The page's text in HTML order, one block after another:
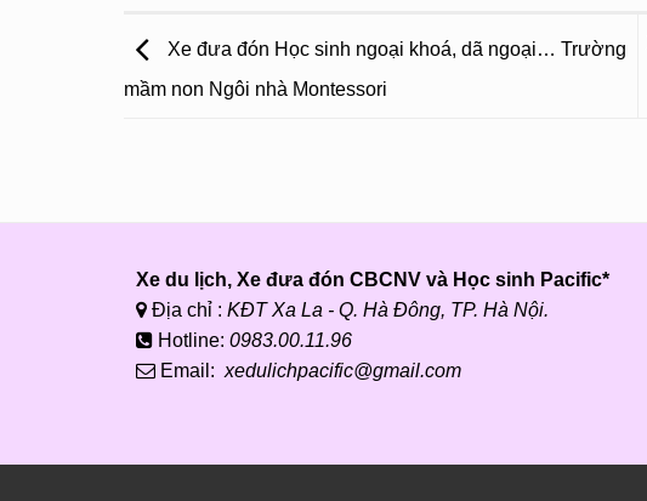
Xe đưa đón Học sinh ngoại khoá, dã ngoại… Trường
mầm non Ngôi nhà Montessori
Xe du lịch, Xe đưa đón CBCNV và Học sinh Pacific*
Địa chỉ : KĐT Xa La - Q. Hà Đông, TP. Hà Nội.
Hotline: 0983.00.11.96
Email: xedulichpacific@gmail.com